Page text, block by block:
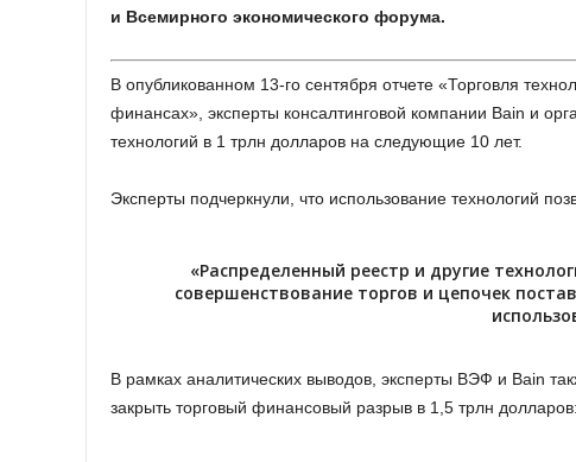
и Всемирного экономического форума.
В опубликованном 13-го сентября отчете «Торговля
финансах», эксперты консалтинговой компании Bain и
технологий в 1 трлн долларов на следующие 10 лет.
Эксперты подчеркнули, что использование технологий
«Распределенный реестр и другие
совершенствование торгов и цепочек
В рамках аналитических выводов, эксперты ВЭФ и Bain
закрыть торговый финансовый разрыв в 1,5 трлн долларов: